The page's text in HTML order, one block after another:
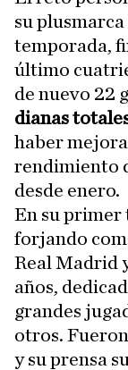
su plusmarca
temporada,
último
de nuevo 22
dianas
haber
rendimiento
desde enero.
En su primer
forjando
Real Madrid
años,
grandes
otros.
y su prensa